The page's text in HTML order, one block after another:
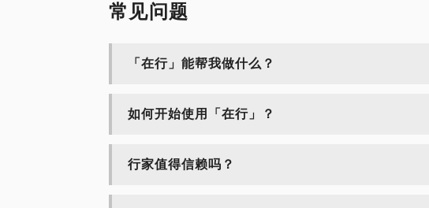
常见问题
「在行」能帮我做什么？
如何开始使用「在行」？
行家值得信赖吗？